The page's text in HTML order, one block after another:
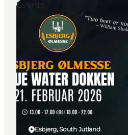
Esbjerg, South Jutland
Events